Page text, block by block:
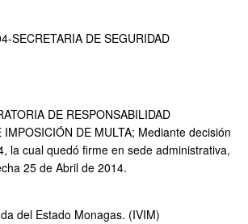
SECRETARIA DE SEGURIDAD
DE RESPONSABILIDAD
IMPOSICIÓN DE MULTA; Mediante decisión
la cual quedó firme en sede administrativa,
25 de Abril de 2014.
del Estado Monagas. (IVIM)